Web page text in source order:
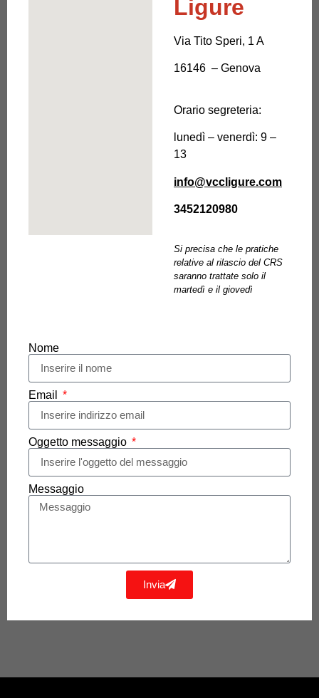
Ligure
Via Tito Speri, 1 A
16146 – Genova
Orario segreteria:
lunedì – venerdì: 9 –
13
info@vccligure.com
3452120980
Si precisa che le pratiche
relative al rilascio del CRS
saranno trattate solo il
martedì e il giovedì
Nome
Email
Oggetto messaggio
Messaggio
Invia